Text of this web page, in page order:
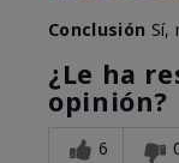
Conclusión Sí,
¿Le ha
opinión?
6